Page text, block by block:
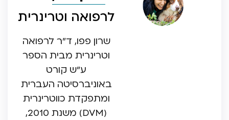
לרפואה וטרינרית
שרון פפו, ד”ר לרפואה
וטרינרית מבית הספר
ע”ש קורט
באוניברסיטה העברית
ומתפקדת כווטרינרית
(DVM) משנת 2010,